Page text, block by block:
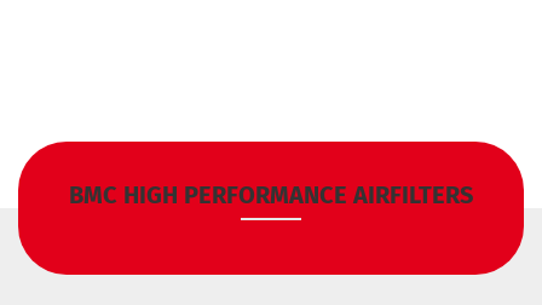
BMC HIGH PERFORMANCE AIRFILTERS